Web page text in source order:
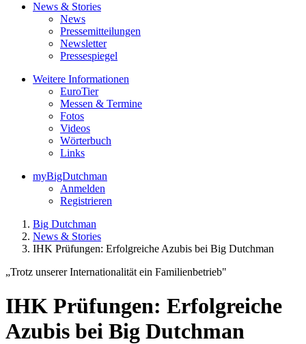
News & Stories
News
Pressemitteilungen
Newsletter
Pressespiegel
Weitere Informationen
EuroTier
Messen & Termine
Fotos
Videos
Wörterbuch
Links
myBigDutchman
Anmelden
Registrieren
Big Dutchman
News & Stories
IHK Prüfungen: Erfolgreiche Azubis bei Big Dutchman
„Trotz unserer Internationalität ein Familienbetrieb"
IHK Prüfungen: Erfolgreiche
Azubis bei Big Dutchman